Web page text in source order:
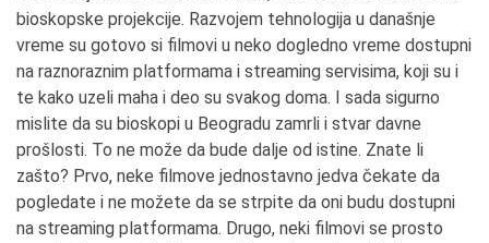
bioskopske projekcije. Razvojem tehnologija u današnje
vreme su gotovo si filmovi u neko dogledno vreme dostupni
na raznoraznim platformama i streaming servisima, koji su i
te kako uzeli maha i deo su svakog doma. I sada sigurno
mislite da su bioskopi u Beogradu zamrli i stvar davne
prošlosti. To ne može da bude dalje od istine. Znate li
zašto? Prvo, neke filmove jednostavno jedva čekate da
pogledate i ne možete da se strpite da oni budu dostupni
na streaming platformama. Drugo, neki filmovi se prosto